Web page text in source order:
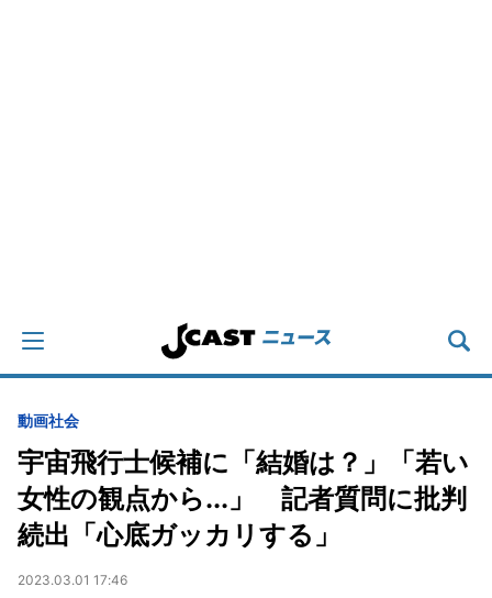
動画社会
宇宙飛行士候補に「結婚は？」「若い
女性の観点から...」 記者質問に批判
続出「心底ガッカリする」
2023.03.01 17:46